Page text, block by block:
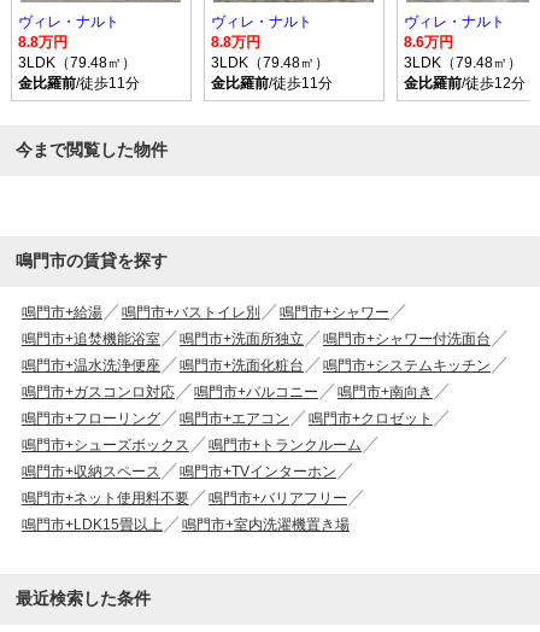
ヴィレ・ナルト
8.8万円
3LDK（79.48㎡）
金比羅前/徒歩11分
ヴィレ・ナルト
8.8万円
3LDK（79.48㎡）
金比羅前/徒歩11分
ヴィレ・ナルト
8.6万円
3LDK（79.48㎡）
金比羅前/徒歩12分
今まで閲覧した物件
鳴門市の賃貸を探す
鳴門市+給湯 鳴門市+バストイレ別
鳴門市+シャワー
鳴門市+追焚機能浴室
鳴門市+洗面所独立
鳴門市+シャワー付洗面台
鳴門市+温水洗浄便座
鳴門市+洗面化粧台
鳴門市+システムキッチン
鳴門市+ガスコンロ対応
鳴門市+バルコニー
鳴門市+南向き
鳴門市+フローリング
鳴門市+エアコン
鳴門市+クロゼット
鳴門市+シューズボックス
鳴門市+トランクルーム
鳴門市+収納スペース
鳴門市+TVインターホン
鳴門市+ネット使用料不要
鳴門市+バリアフリー
鳴門市+LDK15畳以上
鳴門市+室内洗濯機置き場
最近検索した条件